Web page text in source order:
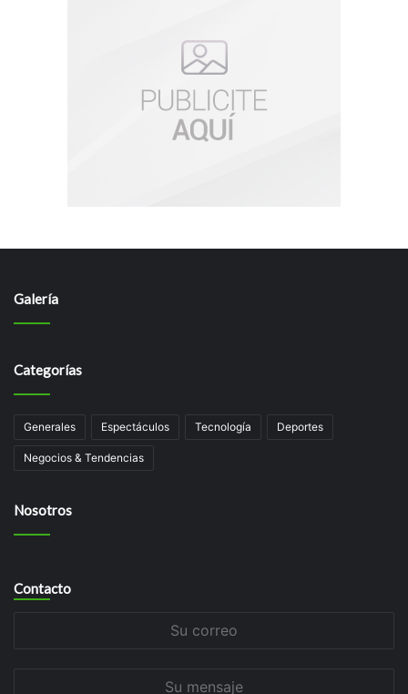
Galería
Categorías
Generales Espectáculos Tecnologí­a Deportes
Negocios & Tendencias
Nosotros
Contacto